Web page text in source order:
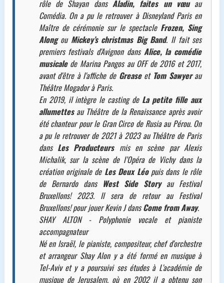
rôle de Shayan dans Aladin, faites un vœuau
Comédia. On a pu le retrouver à Disneyland Paris en
Maître de cérémonie sur le spectacle Frozen, Sing
Alongou Mickey’s christmas Big Band. Il fait ses
premiers festivals d'Avignon dans Alice, la comédie
musicalede Marina Pangos au OFF de 2016 et 2017,
avant d'être à l'affiche de Greaseet Tom Sawyerau
Théâtre Mogador à Paris.
En 2019, il intègre le casting de La petite fille aux
allumettesau Théâtre de la Renaissance après avoir
été chanteur pour le Gran Circo de Rusia au Pérou. On
a pu le retrouver de 2021 à 2023 au Théâtre de Paris
dans Les Producteursmis en scène par Alexis
Michalik, sur la scène de l’Opéra de Vichy dans la
création originale de Les Deux Léopuis dans le rôle
de Bernardo dans West Side Storyau Festival
Bruxellons! 2023. Il sera de retour au Festival
Bruxellons! pour jouer Kevin J dansCome from Away.
SHAY ALTON - Polyphonie vocale et pianiste
accompagnateur
Né en Israël, le pianiste, compositeur, chef d'orchestre
et arrangeur Shay Alon y a été formé en musique à
Tel-Aviv et y a poursuivi ses études à L'académie de
musique de Jerusalem, où en 2002 il a obtenu son